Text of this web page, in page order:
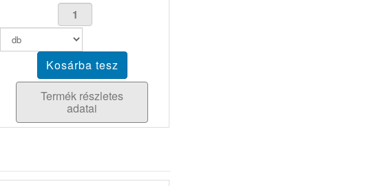
Termék részletes
adatai